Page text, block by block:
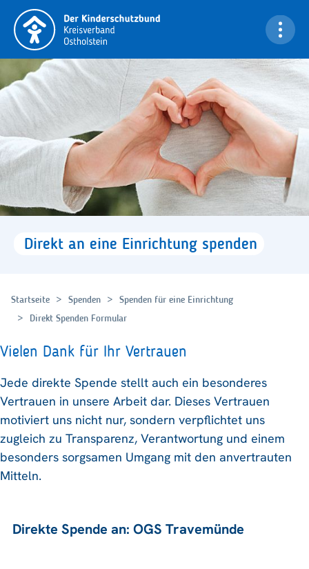
Navigation überspringen
Direkt an eine Einrichtung spenden
Startseite Spenden
Spenden für eine Einrichtung
Direkt Spenden Formular
Vielen Dank für Ihr Vertrauen
Jede direkte Spende stellt auch ein besonderes
Vertrauen in unsere Arbeit dar. Dieses Vertrauen
motiviert uns nicht nur, sondern verpflichtet uns
zugleich zu Transparenz, Verantwortung und einem
besonders sorgsamen Umgang mit den anvertrauten
Mitteln.
Direkte Spende an: OGS Travemünde